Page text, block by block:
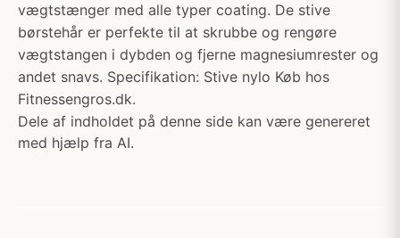
vægtstænger med alle typer coating. De stive
børstehår er perfekte til at skrubbe og rengøre
vægtstangen i dybden og fjerne magnesiumrester og
andet snavs. Specifikation: Stive nylo Køb hos
Fitnessengros.dk.
Dele af indholdet på denne side kan være genereret
med hjælp fra AI.